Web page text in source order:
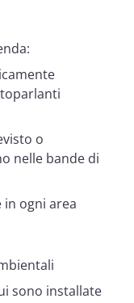
o
nelle bande di
ogni area
sono installate